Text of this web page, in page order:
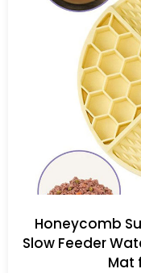
Honeycomb
Slow Feeder
Mat